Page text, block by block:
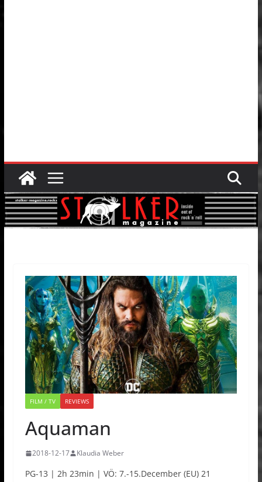
FILM / TV REVIEWS
Aquaman
2018-12-17 Klaudia Weber
PG-13 | 2h 23min | VÖ: 7.-15.December (EU) 21